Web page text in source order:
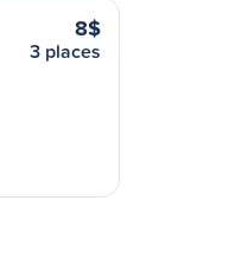
8$
3 places